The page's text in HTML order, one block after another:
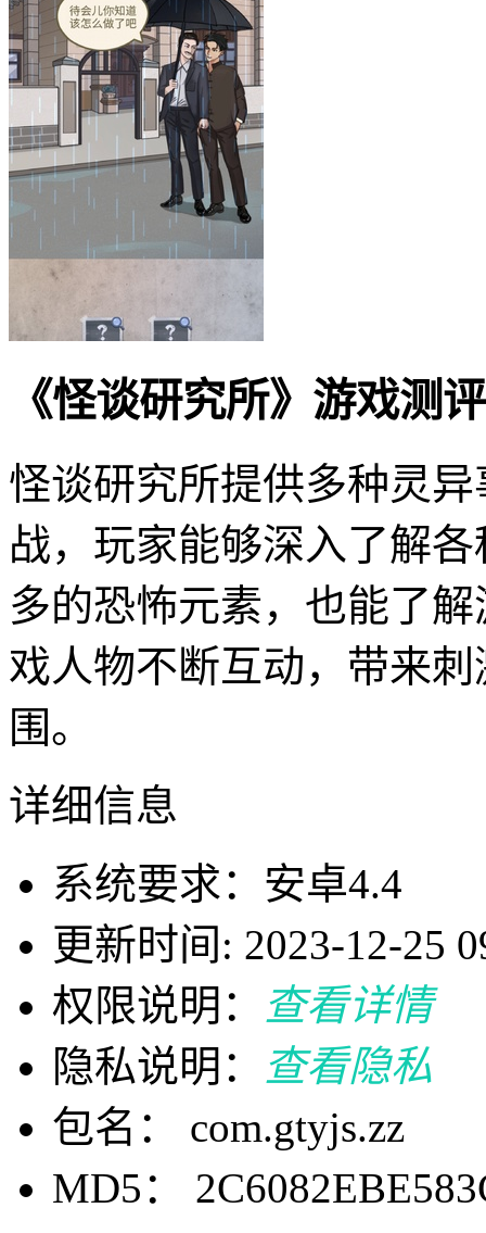
《怪谈研究所》游戏测
怪谈研究所提供多种灵
战，玩家能够深入了解
多的恐怖元素，也能了
戏人物不断互动，带来
围。
详细信息
系统要求：安卓4.4
更新时间: 2023-12-25
权限说明：
查看详情
隐私说明：
查看隐私
包名： com.gtyjs.zz
MD5：